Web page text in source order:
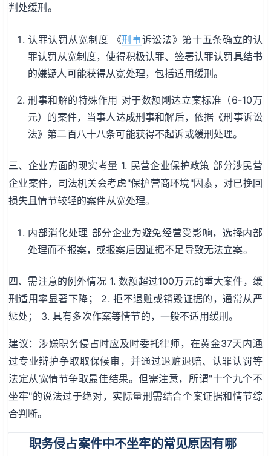
判处缓刑。
认罪认罚从宽制度 《刑事诉讼法》第十五条确立的认
罪认罚从宽制度，使得积极认罪、签署认罪认罚具结书
的嫌疑人可能获得从宽处理，包括适用缓刑。
刑事和解的特殊作用 对于数额刚达立案标准（6-10万
元）的案件，当事人达成刑事和解后，依据《刑事诉讼
法》第二百八十八条可能获得不起诉或缓刑处理。
三、企业方面的现实考量 1. 民营企业保护政策 部分涉民营
企业案件，司法机关会考虑"保护营商环境"因素，对已挽回
损失且情节较轻的案件从宽处理。
内部消化处理 部分企业为避免经营受影响，选择内部
处理而不报案，或报案后因证据不足导致无法立案。
四、需注意的例外情况 1. 数额超过100万元的重大案件，缓
刑适用率显著下降； 2. 拒不退赃或销毁证据的，通常从严
惩处； 3. 具有多次作案等情节的，一般不适用缓刑。
建议：涉嫌职务侵占时应及时委托律师，在黄金37天内通
过专业辩护争取取保候审，并通过退赃退赔、认罪认罚等
法定从宽情节争取最佳结果。但需注意，所谓"十个九个不
坐牢"的说法过于绝对，实际量刑需结合个案证据和情节综
合判断。
职务侵占案件中不坐牢的常见原因有哪